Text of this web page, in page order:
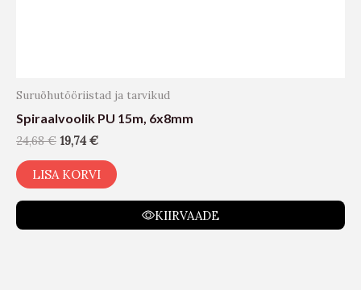
Suruõhutööriistad ja tarvikud
Spiraalvoolik PU 15m, 6x8mm
24,68€ 19,74€
LISA KORVI
KIIRVAADE